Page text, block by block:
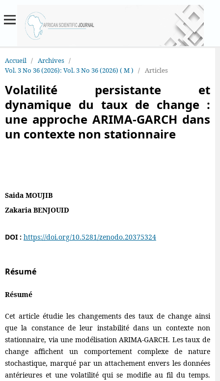
Accueil / Archives /
Vol. 3 No 36 (2026): Vol. 3 No 36 (2026) ( M ) / Articles
Volatilité persistante et
dynamique du taux de change :
une approche ARIMA-GARCH dans
un contexte non stationnaire
Saida MOUJIB
Zakaria BENJOUID
DOI : https://doi.org/10.5281/zenodo.20375324
Résumé
Résumé
Cet article étudie les changements des taux de change ainsi
que la constance de leur instabilité dans un contexte non
stationnaire, via une modélisation ARIMA-GARCH. Les taux de
change affichent un comportement complexe de nature
stochastique, marqué par un attachement envers les données
antérieures et une volatilité qui se modifie au fil du temps.